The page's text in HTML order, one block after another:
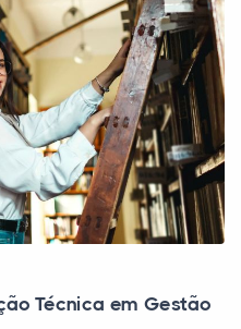
Técnica em Gestão